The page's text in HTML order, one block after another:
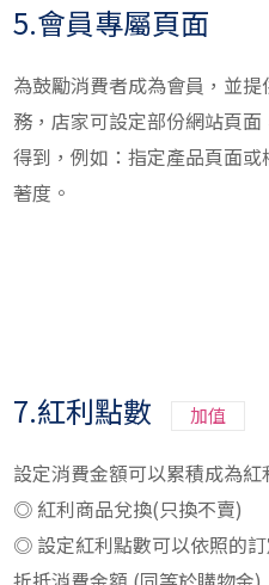
5.會員專屬頁面
為鼓勵消費者成為會員，並
務，店家可設定部份網站頁
得到，例如：指定產品頁面
著度。
7.紅利點數 加值
設定消費金額可以累積成為
◎ 紅利商品兌換(只換不賣)
◎ 設定紅利點數可以依照的